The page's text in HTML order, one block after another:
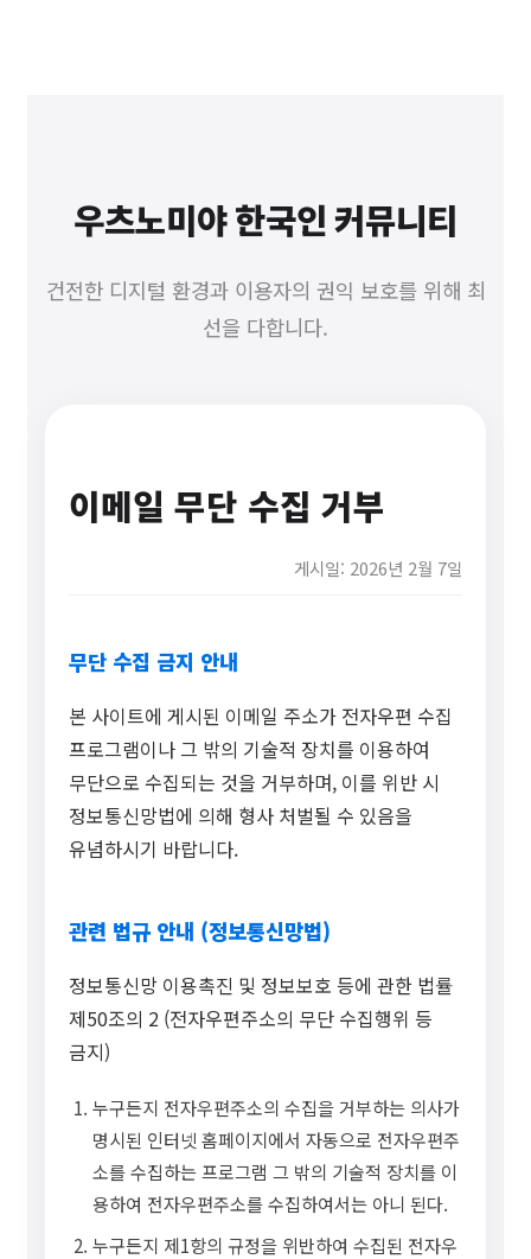
우츠노미야 한국인 커뮤니티
건전한 디지털 환경과 이용자의 권익 보호를 위해 최
선을 다합니다.
이메일 무단 수집 거부
게시일: 2026년 2월 7일
무단 수집 금지 안내
본 사이트에 게시된 이메일 주소가 전자우편 수집
프로그램이나 그 밖의 기술적 장치를 이용하여
무단으로 수집되는 것을 거부하며, 이를 위반 시
정보통신망법에 의해 형사 처벌될 수 있음을
유념하시기 바랍니다.
관련 법규 안내 (정보통신망법)
정보통신망 이용촉진 및 정보보호 등에 관한 법률
제50조의 2 (전자우편주소의 무단 수집행위 등
금지)
누구든지 전자우편주소의 수집을 거부하는 의사가
명시된 인터넷 홈페이지에서 자동으로 전자우편주
소를 수집하는 프로그램 그 밖의 기술적 장치를 이
용하여 전자우편주소를 수집하여서는 아니 된다.
누구든지 제1항의 규정을 위반하여 수집된 전자우